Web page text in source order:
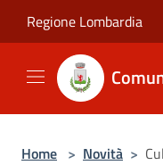
Regione Lombardia
Home > Novità >